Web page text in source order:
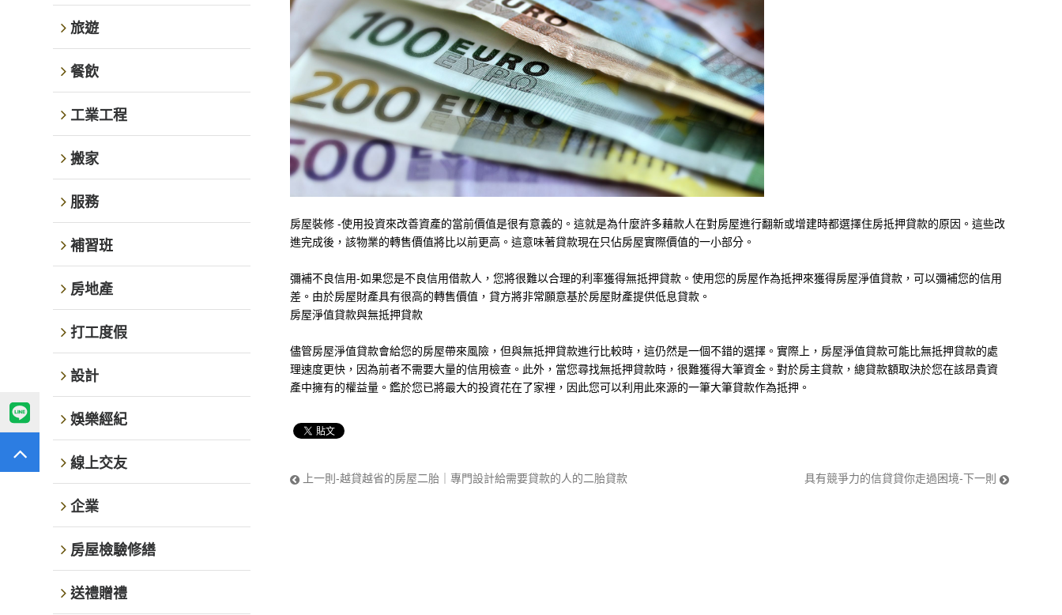
房屋裝修 -使用投資來改善資產的當前價值是很有意義的。這就是為什麼許多藉款人在對房屋進行翻新或增建時都選擇住房抵押貸款的原因。這些改
進完成後，該物業的轉售價值將比以前更高。這意味著貸款現在只佔房屋實際價值的一小部分。
彌補不良信用-如果您是不良信用借款人，您將很難以合理的利率獲得無抵押貸款。使用您的房屋作為抵押來獲得房屋淨值貸款，可以彌補您的信用
差。由於房屋財產具有很高的轉售價值，貸方將非常願意基於房屋財產提供低息貸款。
房屋淨值貸款與無抵押貸款
儘管房屋淨值貸款會給您的房屋帶來風險，但與無抵押貸款進行比較時，這仍然是一個不錯的選擇。實際上，房屋淨值貸款可能比無抵押貸款的處
理速度更快，因為前者不需要大量的信用檢查。此外，當您尋找無抵押貸款時，很難獲得大筆資金。對於房主貸款，總貸款額取決於您在該昂貴資
產中擁有的權益量。鑑於您已將最大的投資花在了家裡，因此您可以利用此來源的一筆大筆貸款作為抵押。
上一則-越貸越省的房屋二胎｜專門設計給需要貸款的人的二胎貸款 具有競爭力的信貸貸你走過困境-下一則
旅遊
餐飲
工業工程
搬家
服務
補習班
房地產
打工度假
設計
娛樂經紀
線上交友
企業
房屋檢驗修繕
送禮贈禮